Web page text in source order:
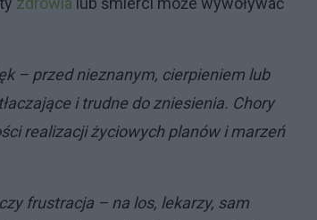
– przed nieznanym, cierpieniem lub
i trudne do zniesienia. Chory
realizacji życiowych planów i marzeń
frustracja – na los, lekarzy, sam